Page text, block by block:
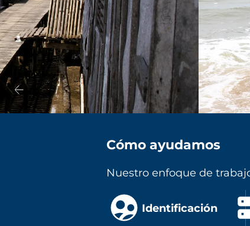
Cómo ayudamos
Nuestro enfoque de
Identificación